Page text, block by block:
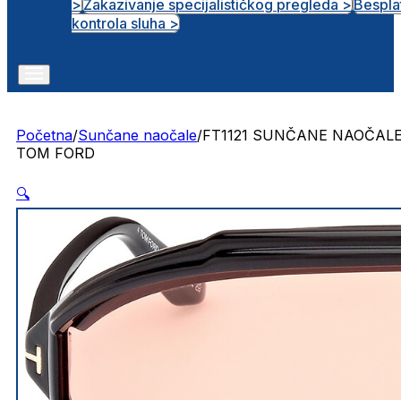
>Zakazivanje specijalističkog pregleda >
kontrola sluha >
Početna/Sunčane naočale/FT1121 SUNČANE
TOM FORD
🔍